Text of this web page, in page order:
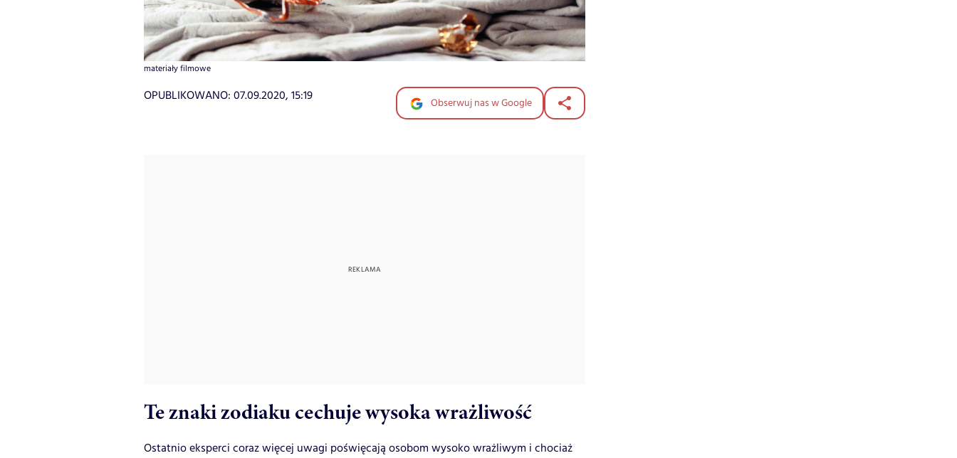
materiały filmowe
OPUBLIKOWANO: 07.09.2020, 15:19 Obserwuj nas w Google
Te znaki zodiaku cechuje wysoka wrażliwość
Ostatnio eksperci coraz więcej uwagi poświęcają osobom wysoko wrażliwym i chociaż